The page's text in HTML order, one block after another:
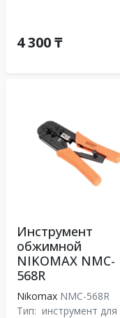
4 300 ₸
Инструмент
обжимной
NIKOMAX NMC-
568R
Nikomax NMC-568R
Тип: инструмент для